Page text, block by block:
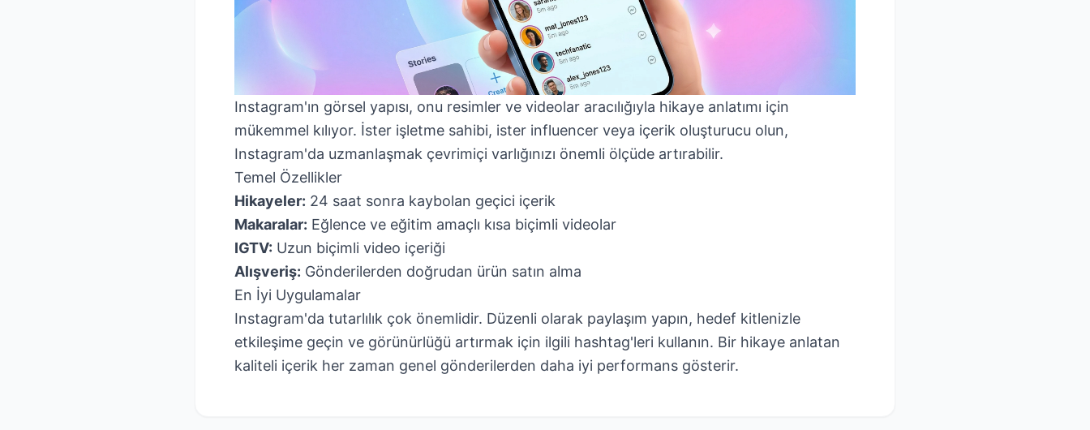
Instagram'ın görsel yapısı, onu resimler ve videolar aracılığıyla hikaye anlatımı için
mükemmel kılıyor. İster işletme sahibi, ister influencer veya içerik oluşturucu olun,
Instagram'da uzmanlaşmak çevrimiçi varlığınızı önemli ölçüde artırabilir.
Temel Özellikler
Hikayeler: 24 saat sonra kaybolan geçici içerik
Makaralar: Eğlence ve eğitim amaçlı kısa biçimli videolar
IGTV: Uzun biçimli video içeriği
Alışveriş: Gönderilerden doğrudan ürün satın alma
En İyi Uygulamalar
Instagram'da tutarlılık çok önemlidir. Düzenli olarak paylaşım yapın, hedef kitlenizle
etkileşime geçin ve görünürlüğü artırmak için ilgili hashtag'leri kullanın. Bir hikaye anlatan
kaliteli içerik her zaman genel gönderilerden daha iyi performans gösterir.